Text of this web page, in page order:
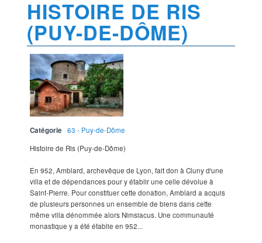
HISTOIRE DE RIS
(PUY-DE-DÔME)
Catégorie
63 - Puy-de-Dôme
Histoire de Ris (Puy-de-Dôme)
En 952, Amblard, archevêque de Lyon, fait don à Cluny d'une
villa et de dépendances pour y établir une celle dévolue à
Saint-Pierre. Pour constituer cette donation, Amblard a acquis
de plusieurs personnes un ensemble de biens dans cette
même villa dénommée alors Nimsiacus. Une communauté
monastique y a été établie en 952...